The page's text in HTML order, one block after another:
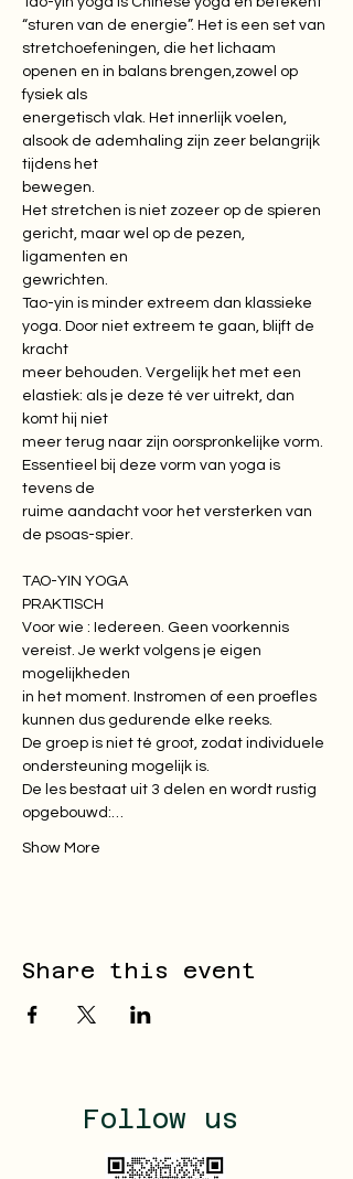
“sturen van de energie”. Het is een set van
stretchoefeningen, die het lichaam
openen en in balans brengen,zowel op
fysiek als
energetisch vlak. Het innerlijk voelen,
alsook de ademhaling zijn zeer belangrijk
tijdens het
bewegen.
Het stretchen is niet zozeer op de spieren
gericht, maar wel op de pezen,
ligamenten en
gewrichten.
Tao-yin is minder extreem dan klassieke
yoga. Door niet extreem te gaan, blijft de
kracht
meer behouden. Vergelijk het met een
elastiek: als je deze té ver uitrekt, dan
komt hij niet
meer terug naar zijn oorspronkelijke vorm.
Essentieel bij deze vorm van yoga is
tevens de
ruime aandacht voor het versterken van
de psoas-spier.
TAO-YIN YOGA
PRAKTISCH
Voor wie : Iedereen. Geen voorkennis
vereist. Je werkt volgens je eigen
mogelijkheden
in het moment. Instromen of een proefles
kunnen dus gedurende elke reeks.
De groep is niet té groot, zodat individuele
ondersteuning mogelijk is.
De les bestaat uit 3 delen en wordt rustig
opgebouwd:…
Show More
Share this event
Follow us